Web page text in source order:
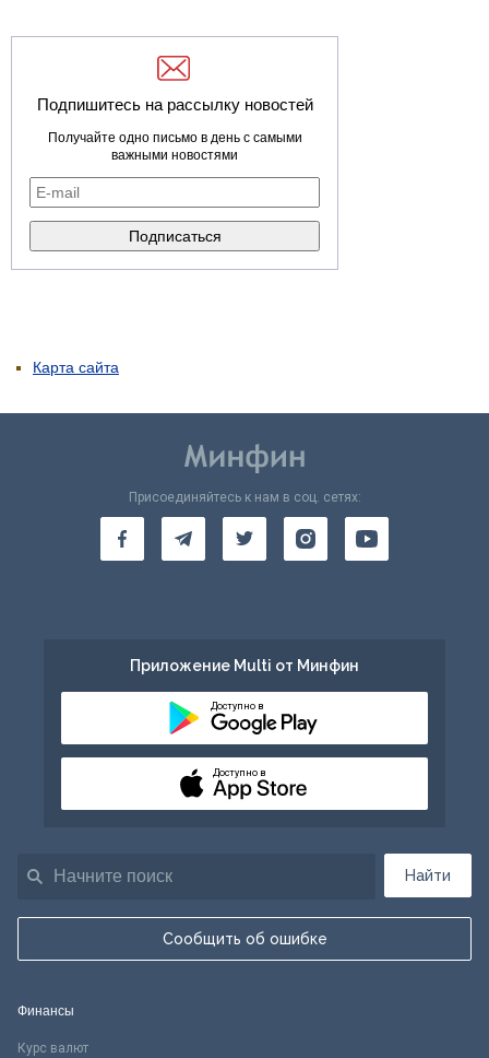
Подпишитесь на рассылку новостей
Получайте одно письмо в день с самыми
важными новостями
Карта сайта
Найти
Сообщить об ошибке
Присоединяйтесь к нам в соц. сетях:
Приложение Multi от Минфин
Доступно в
Доступно в
Финансы
Курс валют